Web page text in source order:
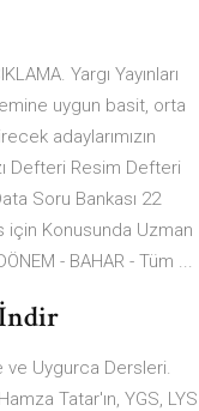
Yargı Yayınları
uygun basit, orta
adaylarımızın
Defteri Resim Defteri
Soru Bankası 22
için Konusunda Uzman
- BAHAR - Tüm ...
ve Uygurca Dersleri.
Tatar'ın, YGS, LYS